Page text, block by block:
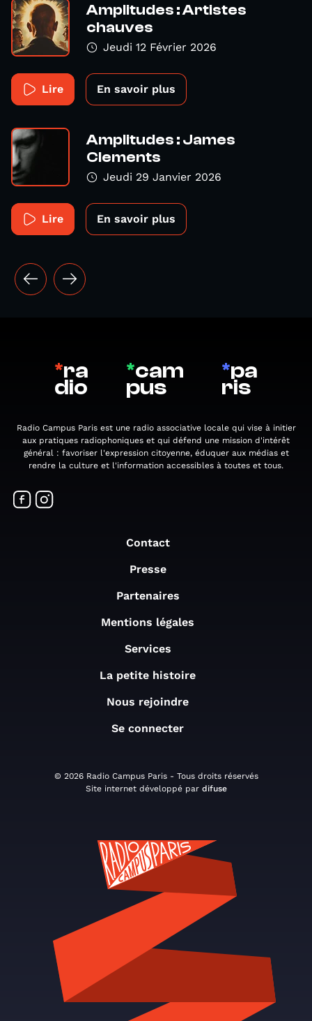
Amplitudes : Artistes
chauves
Jeudi 12 Février 2026
Lire En savoir plus
Amplitudes : James
Clements
Jeudi 29 Janvier 2026
Lire En savoir plus
*ra
dio
*cam
pus
*pa
ris
Radio Campus Paris est une radio associative locale qui vise à initier
aux pratiques radiophoniques et qui défend une mission d'intérêt
général : favoriser l'expression citoyenne, éduquer aux médias et
rendre la culture et l'information accessibles à toutes et tous.
Contact
Presse
Partenaires
Mentions légales
Services
La petite histoire
Nous rejoindre
Se connecter
© 2026 Radio Campus Paris - Tous droits réservés
Site internet développé par difuse